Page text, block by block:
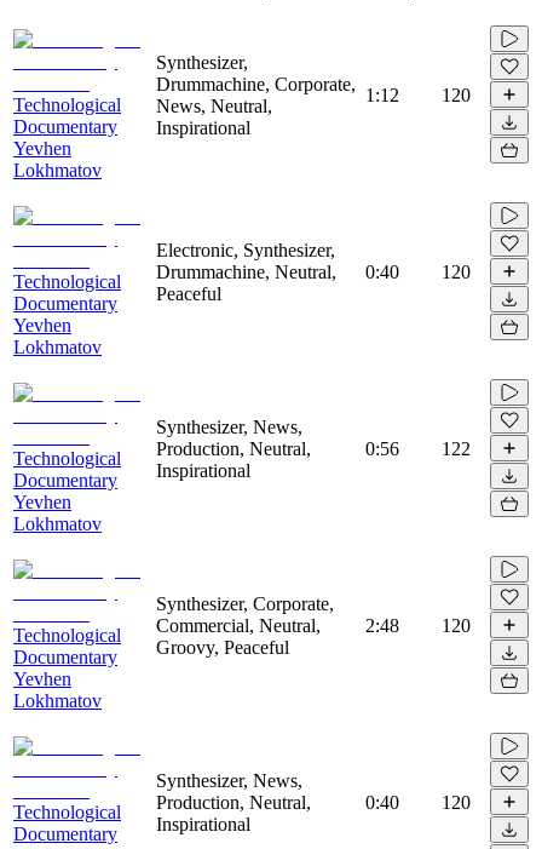
Technological
Documentary
Yevhen
Lokhmatov
Synthesizer,
Drummachine, Corporate,
News, Neutral,
Inspirational
1:12 120
Technological
Documentary
Yevhen
Lokhmatov
Electronic, Synthesizer,
Drummachine, Neutral,
Peaceful
0:40 120
Technological
Documentary
Yevhen
Lokhmatov
Synthesizer, News,
Production, Neutral,
Inspirational
0:56 122
Technological
Documentary
Yevhen
Lokhmatov
Synthesizer, Corporate,
Commercial, Neutral,
Groovy, Peaceful
2:48 120
Technological
Documentary
Synthesizer, News,
Production, Neutral,
Inspirational
0:40 120